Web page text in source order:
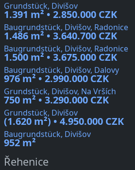
Grundstück, Divišov
1.391 m² • 2.850.000 CZK
Baugrundstück, Divišov, Radonice
1.486 m² • 3.640.700 CZK
Baugrundstück, Divišov, Radonice
1.500 m² • 3.675.000 CZK
Baugrundstück, Divišov, Dalovy
976 m² • 2.990.000 CZK
Grundstück, Divišov, Na Vrších
750 m² • 3.290.000 CZK
Grundstück, Divišov
(1.620 m²) • 4.950.000 CZK
Baugrundstück, Divišov
952 m²
Řehenice